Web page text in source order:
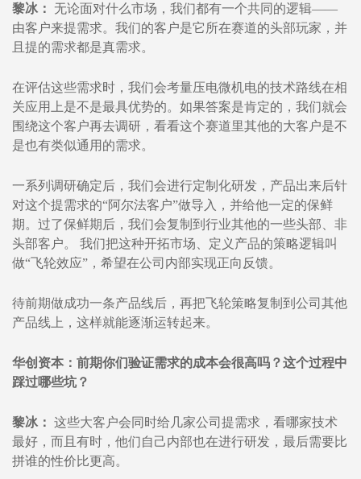
黎冰：
无论面对什么市场，我们都有一个共同的逻辑——
由客户来提需求。我们的客户是它所在赛道的头部玩家，并
且提的需求都是真需求。
在评估这些需求时，我们会考量压电微机电的技术路线在相
关应用上是不是最具优势的。如果答案是肯定的，我们就会
围绕这个客户再去调研，看看这个赛道里其他的大客户是不
是也有类似通用的需求。
一系列调研确定后，我们会进行定制化研发，产品出来后针
对这个提需求的“阿尔法客户”做导入，并给他一定的保鲜
期。过了保鲜期后，我们会复制到行业其他的一些头部、非
头部客户。 我们把这种开拓市场、定义产品的策略逻辑叫
做“飞轮效应”，希望在公司内部实现正向反馈。
待前期做成功一条产品线后，再把飞轮策略复制到公司其他
产品线上，这样就能逐渐运转起来。
华创资本：前期你们验证需求的成本会很高吗？这个过程中
踩过哪些坑？
黎冰： 这些大客户会同时给几家公司提需求，看哪家技术
最好，而且有时，他们自己内部也在进行研发，最后需要比
拼谁的性价比更高。